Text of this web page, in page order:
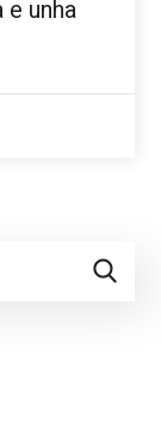
unha